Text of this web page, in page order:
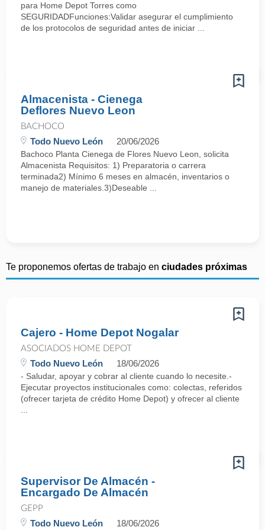
para Home Depot Torres como
SEGURIDADFunciones:Validar asegurar el cumplimiento
de los protocolos de seguridad antes de iniciar ...
Almacenista - Cienega
Deflores Nuevo Leon
BACHOCO
Todo Nuevo León 20/06/2026
Bachoco Planta Cienega de Flores Nuevo Leon, solicita
Almacenista Requisitos: 1) Preparatoria o carrera
terminada2) Mínimo 6 meses en almacén, inventarios o
manejo de materiales.3)Deseable ...
Te proponemos ofertas de trabajo en ciudades próximas
Cajero - Home Depot Nogalar
ASOCIADOS HOME DEPOT
Todo Nuevo León 18/06/2026
- Saludar, apoyar y cobrar al cliente cuando lo necesite.-
Ejecutar proyectos institucionales como: colectas, referidos
(ofrecer tarjeta de crédito Home Depot) y ofrecer al cliente
Supervisor De Almacén -
Encargado De Almacén
GEPP
Todo Nuevo León 18/06/2026